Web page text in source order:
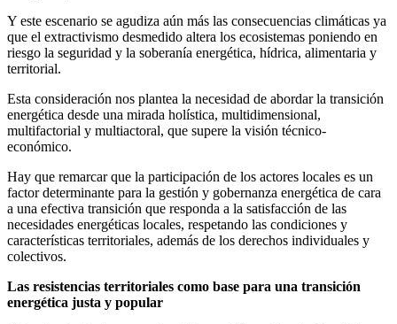
Y este escenario se agudiza aún más las consecuencias climáticas ya
que el extractivismo desmedido altera los ecosistemas poniendo en
riesgo la seguridad y la soberanía energética, hídrica, alimentaria y
territorial.
Esta consideración nos plantea la necesidad de abordar la transición
energética desde una mirada holística, multidimensional,
multifactorial y multiactoral, que supere la visión técnico-
económico.
Hay que remarcar que la participación de los actores locales es un
factor determinante para la gestión y gobernanza energética de cara
a una efectiva transición que responda a la satisfacción de las
necesidades energéticas locales, respetando las condiciones y
características territoriales, además de los derechos individuales y
colectivos.
Las resistencias territoriales como base para una transición
energética justa y popular